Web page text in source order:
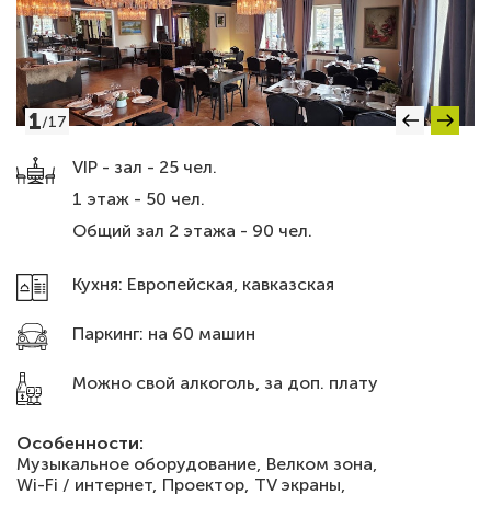
VIP - зал - 25 чел.
1 этаж - 50 чел.
Общий зал 2 этажа - 90 чел.
Кухня: Европейская, кавказская
Паркинг: на 60 машин
Можно свой алкоголь, за доп. плату
Особенности:
Музыкальное оборудование, Велком зона,
Wi-Fi / интернет, Проектор, TV экраны,
1/17